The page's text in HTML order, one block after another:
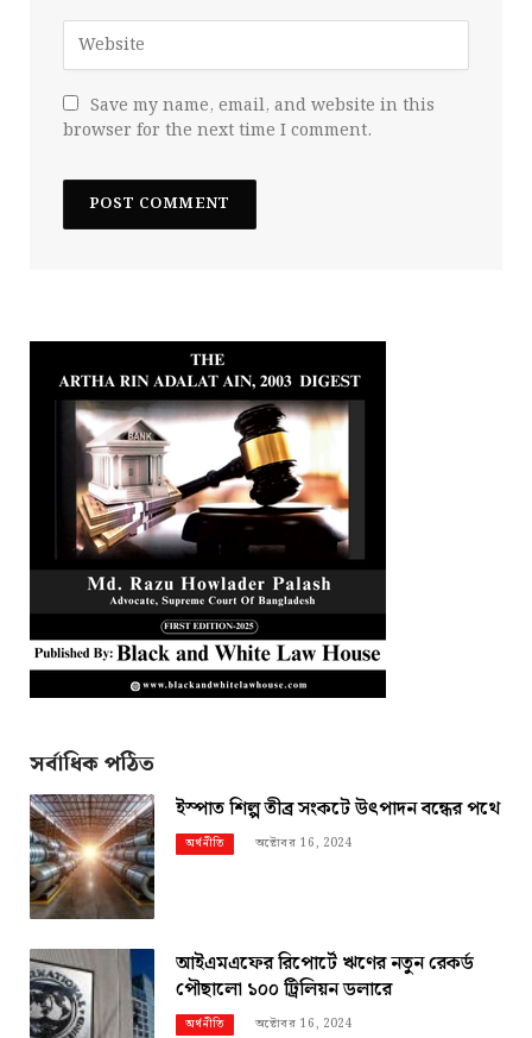
Save my name, email, and website in this
browser for the next time I comment.
সর্বাধিক পঠিত
ইস্পাত শিল্প তীব্র সংকটে উৎপাদন বন্ধের পথে
অর্থনীতি অক্টোবর 16, 2024
আইএমএফের রিপোর্টে ঋণের নতুন রেকর্ড
পৌছালো ১০০ ট্রিলিয়ন ডলারে
অর্থনীতি অক্টোবর 16, 2024